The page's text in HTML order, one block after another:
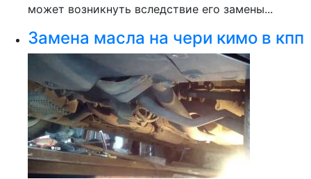
может возникнуть вследствие его замены...
Замена масла на чери кимо в кпп